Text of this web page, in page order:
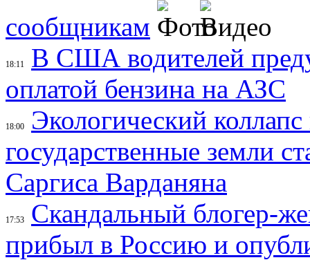
сообщникам
18:11
В США водителей
оплатой бензина на АЗС
18:00
Экологический
государственные земли
Саргиса Варданяна
17:53
Скандальный блогер-
прибыл в Россию и